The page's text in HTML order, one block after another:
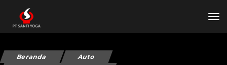
Beranda
Auto